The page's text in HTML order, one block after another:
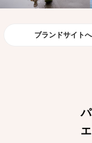
ブランドサイトへ